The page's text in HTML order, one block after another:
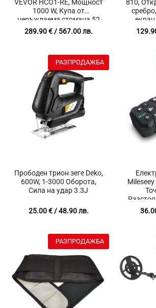
VEVOR HCO1-RE, Мощност
1000 W, Купа от
неръждаема стомана 52
см, Регулиране на
температурата
289.90€/ 567.00 лв.
810,
Бобина
Прободен трион зеге Deko,
600W, 1-3000 Оборота,
Сила на удар 3.3J
25.00€/ 48.90 лв.
РАЗПРОДАЖБА
LCD
РАЗПРОДАЖБА